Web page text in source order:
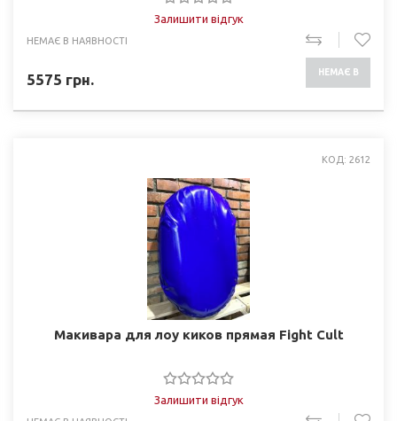
Залишити відгук
НЕМАЄ В НАЯВНОСТІ
5575 грн. НЕМАЄ В
КОД: 2612
Макивара для лоу киков прямая Fight Cult
Залишити відгук